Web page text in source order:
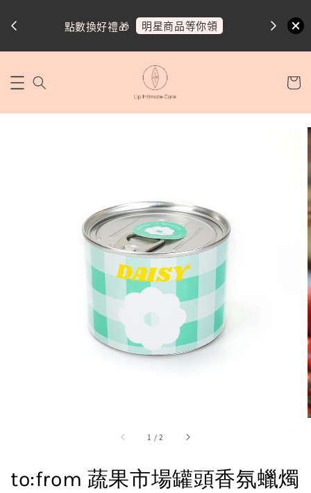
點數換好禮🎁 明星商品等你領
1 /2
to:from 蔬果市場罐頭香氛蠟燭